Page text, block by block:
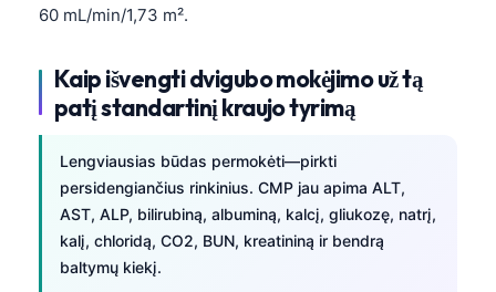
60 mL/min/1,73 m².
Kaip išvengti dvigubo mokėjimo už tą
patį standartinį kraujo tyrimą
Lengviausias būdas permokėti—pirkti
persidengiančius rinkinius. CMP jau apima ALT,
AST, ALP, bilirubiną, albuminą, kalcį, gliukozę, natrį,
kalį, chloridą, CO2, BUN, kreatininą ir bendrą
baltymų kiekį.